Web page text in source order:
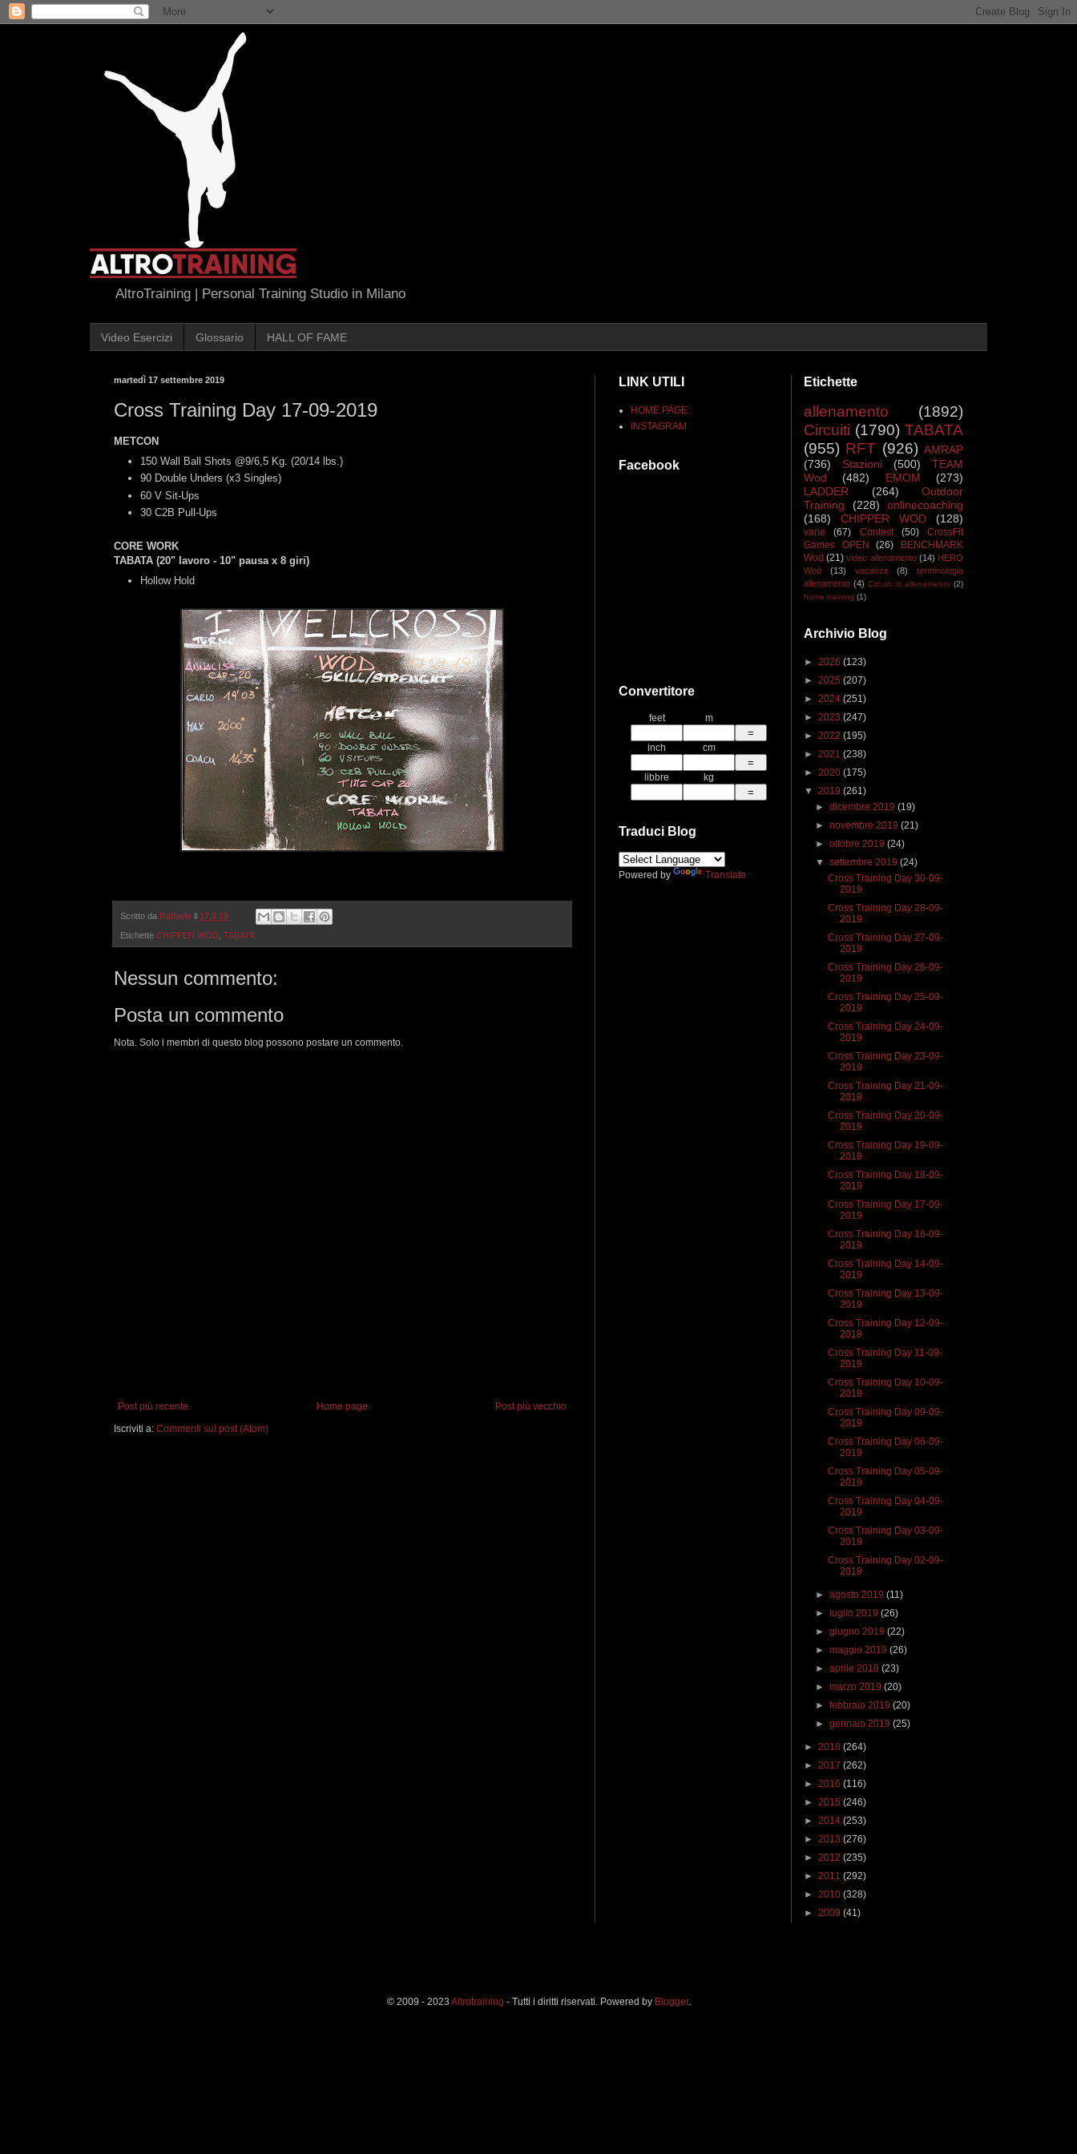
AltroTraining | Personal Training Studio in Milano
Video Esercizi Glossario HALL OF FAME
martedì 17 settembre 2019
Cross Training Day 17-09-2019
METCON
150 Wall Ball Shots @9/6,5 Kg. (20/14 lbs.)
90 Double Unders (x3 Singles)
60 V Sit-Ups
30 C2B Pull-Ups
CORE WORK
TABATA (20" lavoro - 10" pausa x 8 giri)
Hollow Hold
Scritto da Raffaele il 17.9.19
Etichette CHIPPER WOD TABATA
Nessun commento:
Posta un commento
Nota. Solo i membri di questo blog possono postare un commento.
Post più recente Post più vecchio
Home page
Iscriviti a: Commenti sul post (Atom)
LINK UTILI
HOME PAGE
INSTAGRAM
Facebook
Convertitore
feet m
inch cm
libbre kg
Traduci Blog
Powered by Translate
Etichette
allenamento
(1892)
Circuiti (1790) TABATA
(955) RFT (926) AMRAP
(736)
Stazioni (500)
TEAM
Wod
(482) EMOM
(273)
LADDER
(264)
Outdoor
Training
(228)
onlinecoaching
(168)
CHIPPER WOD (128)
varie (67) Contest (50)
CrossFit
Games OPEN
(26)
BENCHMARK
Wod (21) video allenamento (14) HERO
Wod
(13) vacanze (8)
terminologia
allenamento (4) Circuiti di allenamento (2)
home training (1)
Archivio Blog
► 2026 (123)
► 2025 (207)
► 2024 (251)
► 2023 (247)
► 2022 (195)
► 2021 (238)
► 2020 (175)
▼ 2019 (261)
►dicembre 2019(19)
►novembre 2019(21)
►ottobre 2019(24)
▼settembre 2019(24)
Cross Training Day 30-09-
2019
Cross Training Day 28-09-
2019
Cross Training Day 27-09-
2019
Cross Training Day 26-09-
2019
Cross Training Day 25-09-
2019
Cross Training Day 24-09-
2019
Cross Training Day 23-09-
2019
Cross Training Day 21-09-
2019
Cross Training Day 20-09-
2019
Cross Training Day 19-09-
2019
Cross Training Day 18-09-
2019
Cross Training Day 17-09-
2019
Cross Training Day 16-09-
2019
Cross Training Day 14-09-
2019
Cross Training Day 13-09-
2019
Cross Training Day 12-09-
2019
Cross Training Day 11-09-
2019
Cross Training Day 10-09-
2019
Cross Training Day 09-09-
2019
Cross Training Day 06-09-
2019
Cross Training Day 05-09-
2019
Cross Training Day 04-09-
2019
Cross Training Day 03-09-
2019
Cross Training Day 02-09-
2019
►agosto 2019(11)
►
luglio 2019(26)
►giugno 2019(22)
►maggio 2019(26)
►aprile 2019(23)
►marzo 2019(20)
►febbraio 2019(20)
►gennaio 2019(25)
► 2018 (264)
► 2017 (262)
► 2016 (116)
► 2015 (246)
► 2014 (253)
► 2013 (276)
► 2012 (235)
► 2011 (292)
► 2010 (328)
► 2009 (41)
© 2009 - 2023 Altrotraining - Tutti i diritti riservati. Powered by Blogger.